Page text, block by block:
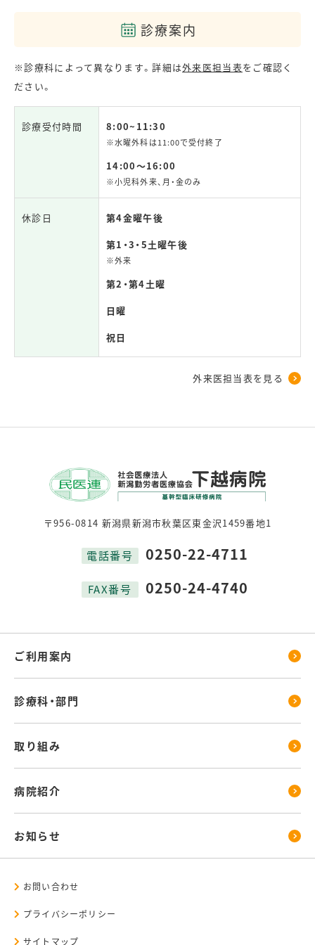
診療案内
※診療科によって異なります。詳細は外来医担当表をご確認く
ださい。
診療受付時間 8:00~11:30
※水曜外科は11:00で受付終了
14:00～16:00
※小児科外来、月・金のみ
休診日
第4金曜午後
第1・3・5土曜午後
※外来
第2・第4土曜
日曜
祝日
外来医担当表を見る
〒956-0814 新潟県新潟市秋葉区東金沢1459番地1
電話番号 0250-22-4711
FAX番号 0250-24-4740
ご利用案内
診療科・部門
取り組み
病院紹介
お知らせ
お問い合わせ
プライバシーポリシー
サイトマップ